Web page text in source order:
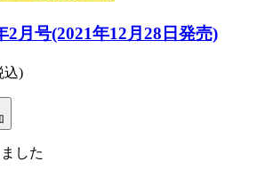
2月号(2021年12月28日発売)
込)
した